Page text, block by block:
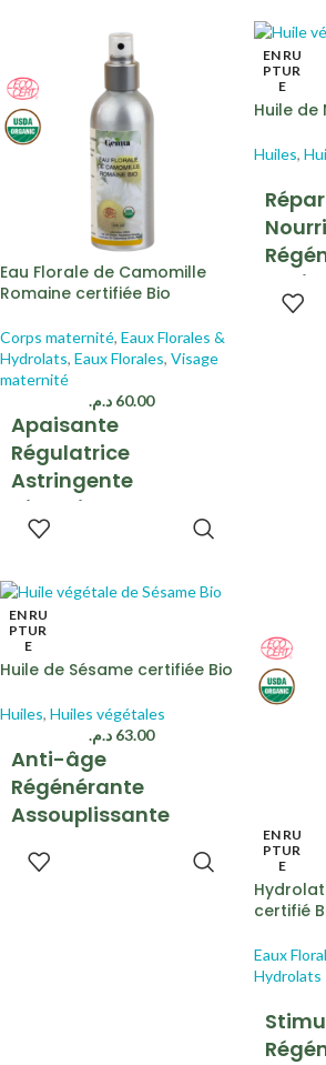
Feuilles
Eau Florale de Camomille
Romaine certifiée Bio
Corps maternité, Eaux Florales &
Hydrolats, Eaux Florales, Visage
maternité
60.00 د.م.
Apaisante
Régulatrice
Astringente
Digestive
Distillation à la vapeur
EN RU
PTUR
E
Huile de
Huiles,
EN RU
PTUR
E
Huile de Sésame certifiée Bio
Huiles, Huiles végétales
63.00 د.م.
Anti-âge
Régénérante
Assouplissante
Première pression à
EN RU
PTUR
E
certifié
Eaux
Hydrolats